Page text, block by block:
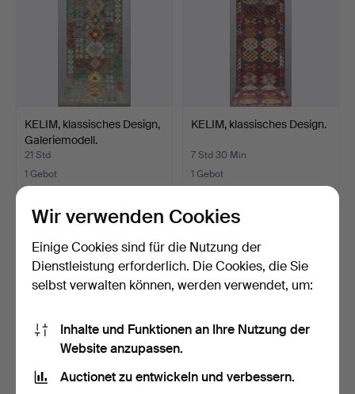
KELIM, klassisches Design,
Galeriemodell.
21 Std
1 Gebot
37 USD
KELIM, klassisches Design.
7 Std 30 Min
1 Gebot
37 USD
Wir verwenden Cookies
Einige Cookies sind für die Nutzung der
Dienstleistung erforderlich. Die Cookies, die Sie
selbst verwalten können, werden verwendet, um:
Inhalte und Funktionen an Ihre Nutzung der
Website anzupassen.
Auctionet zu entwickeln und verbessern.